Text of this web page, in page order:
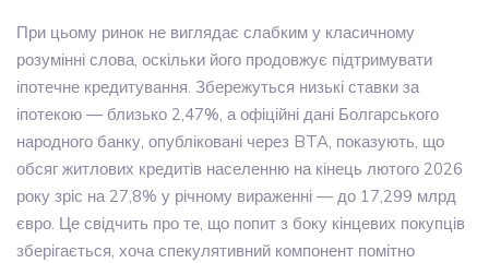
При цьому ринок не виглядає слабким у класичному
розумінні слова, оскільки його продовжує підтримувати
іпотечне кредитування. Збережуться низькі ставки за
іпотекою — близько 2,47%, а офіційні дані Болгарського
народного банку, опубліковані через BTA, показують, що
обсяг житлових кредитів населенню на кінець лютого 2026
року зріс на 27,8% у річному вираженні — до 17,299 млрд
євро. Це свідчить про те, що попит з боку кінцевих покупців
зберігається, хоча спекулятивний компонент помітно